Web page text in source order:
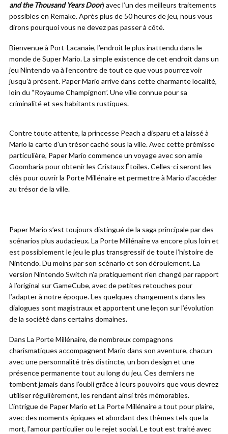
and the Thousand Years Door) avec l’un des meilleurs traitements
possibles en Remake. Après plus de 50 heures de jeu, nous vous
dirons pourquoi vous ne devez pas passer à côté.
Bienvenue à Port-Lacanaie, l’endroit le plus inattendu dans le
monde de Super Mario. La simple existence de cet endroit dans un
jeu Nintendo va à l’encontre de tout ce que vous pourrez voir
jusqu’à présent. Paper Mario arrive dans cette charmante localité,
loin du “Royaume Champignon”. Une ville connue pour sa
criminalité et ses habitants rustiques.
Contre toute attente, la princesse Peach a disparu et a laissé à
Mario la carte d’un trésor caché sous la ville. Avec cette prémisse
particulière, Paper Mario commence un voyage avec son amie
Goombaria pour obtenir les Cristaux Étoiles. Celles-ci seront les
clés pour ouvrir la Porte Millénaire et permettre à Mario d’accéder
au trésor de la ville.
Paper Mario s’est toujours distingué de la saga principale par des
scénarios plus audacieux. La Porte Millénaire va encore plus loin et
est possiblement le jeu le plus transgressif de toute l’histoire de
Nintendo. Du moins par son scénario et son déroulement. La
version Nintendo Switch n’a pratiquement rien changé par rapport
à l’original sur GameCube, avec de petites retouches pour
l’adapter à notre époque. Les quelques changements dans les
dialogues sont magistraux et apportent une leçon sur l’évolution
de la société dans certains domaines.
Dans La Porte Millénaire, de nombreux compagnons
charismatiques accompagnent Mario dans son aventure, chacun
avec une personnalité très distincte, un bon design et une
présence permanente tout au long du jeu. Ces derniers ne
tombent jamais dans l’oubli grâce à leurs pouvoirs que vous devrez
utiliser régulièrement, les rendant ainsi très mémorables.
L’intrigue de Paper Mario et La Porte Millénaire a tout pour plaire,
avec des moments épiques et abordant des thèmes tels que la
mort, l’amour particulier ou le rejet social. Le tout est traité avec